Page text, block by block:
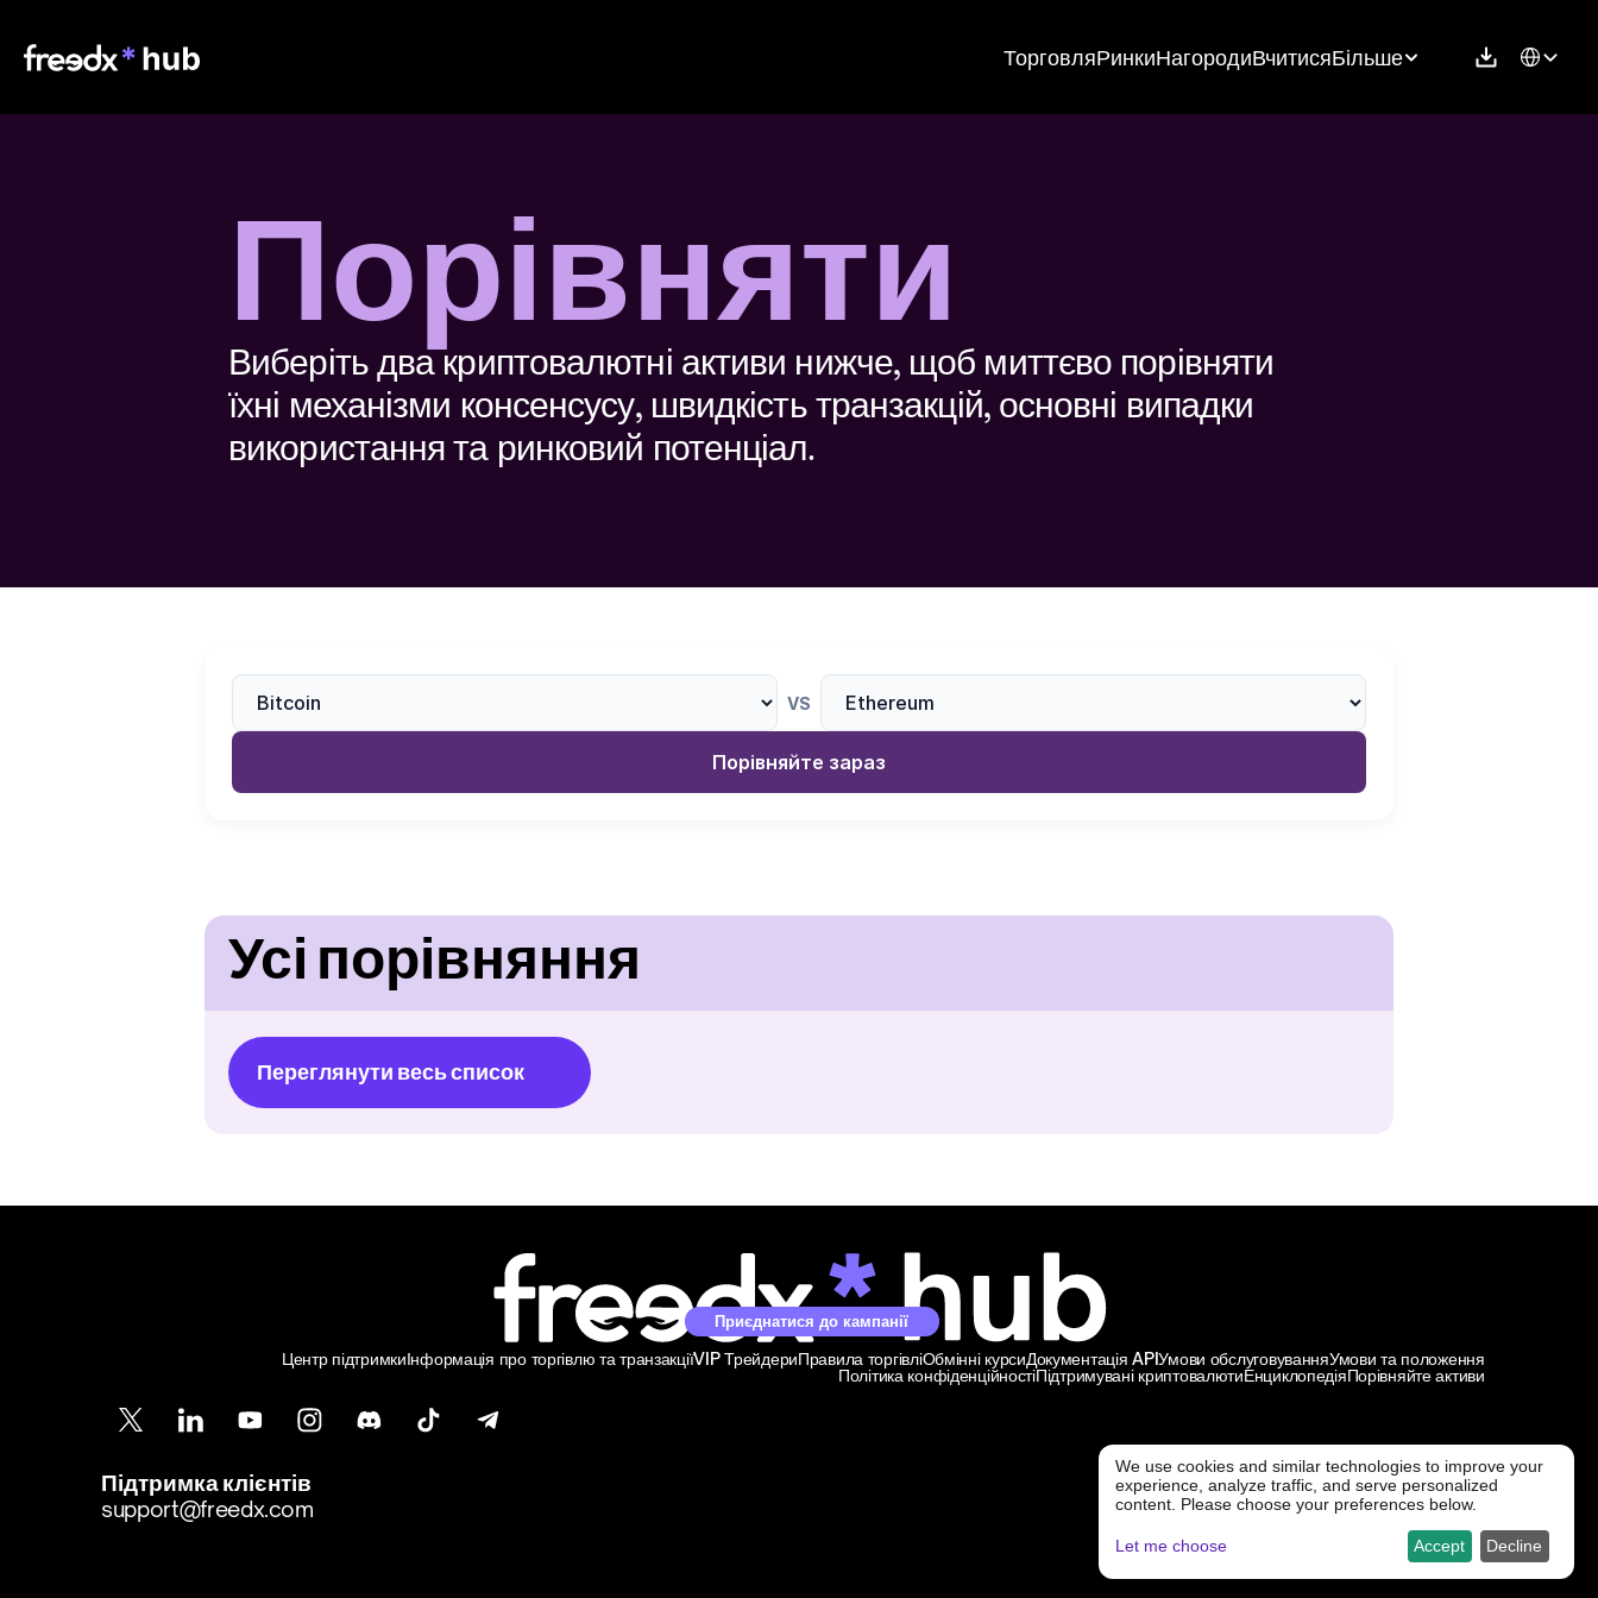
ТорговляРинкиНагородиВчитисяБільше Select
Порівняти
Виберіть два криптовалютні активи нижче, щоб миттєво порівняти
їхні механізми консенсусу, швидкість транзакцій, основні випадки
використання та ринковий потенціал.
VS
Порівняйте зараз
Усі порівняння
Переглянути весь список
Приєднатися до кампанії
Центр підтримкиІнформація про торгівлю та транзакціїVIP ТрейдериПравила торгівліОбмінні курсиДокументація APIУмови обслуговуванняУмови та положення
Політика конфіденційностіПідтримувані криптовалютиЕнциклопедіяПорівняйте активи
Підтримка клієнтів
support@freedx.com
@ Freedx 2026
We use cookies and similar technologies to improve your
experience, analyze traffic, and serve personalized
content. Please choose your preferences below.
Let me choose Decline
Accept